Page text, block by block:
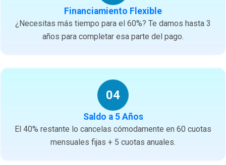
Financiamiento Flexible
¿Necesitas más tiempo para el 60%? Te damos hasta 3
años para completar esa parte del pago.
04
Saldo a 5 Años
El 40% restante lo cancelas cómodamente en 60 cuotas
mensuales fijas + 5 cuotas anuales.